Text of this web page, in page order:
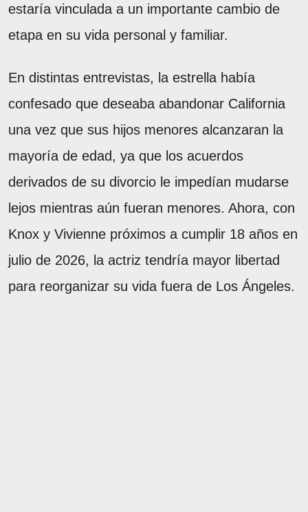
estaría vinculada a un importante cambio de
etapa en su vida personal y familiar.
En distintas entrevistas, la estrella había
confesado que deseaba abandonar California
una vez que sus hijos menores alcanzaran la
mayoría de edad, ya que los acuerdos
derivados de su divorcio le impedían mudarse
lejos mientras aún fueran menores. Ahora, con
Knox y Vivienne próximos a cumplir 18 años en
julio de 2026, la actriz tendría mayor libertad
para reorganizar su vida fuera de Los Ángeles.